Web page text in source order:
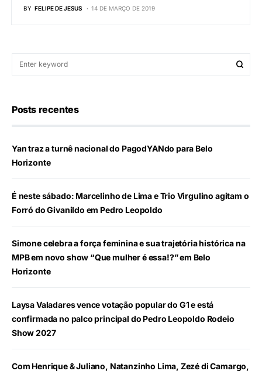
BY FELIPE DE JESUS 14 DE MARÇO DE 2019
Posts recentes
Yan traz a turnê nacional do PagodYANdo para Belo
Horizonte
É neste sábado: Marcelinho de Lima e Trio Virgulino agitam o
Forró do Givanildo em Pedro Leopoldo
Simone celebra a força feminina e sua trajetória histórica na
MPB em novo show “Que mulher é essa!?” em Belo
Horizonte
Laysa Valadares vence votação popular do G1 e está
confirmada no palco principal do Pedro Leopoldo Rodeio
Show 2027
Com Henrique & Juliano, Natanzinho Lima, Zezé di Camargo,